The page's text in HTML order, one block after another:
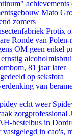
achievements
Mato
zomers
Protix
Ronde van Polen-
OM geen enkel
81 jaar later
op seksfora
van
echt weer
zorgprofessional
bestelbus in
in cao's,